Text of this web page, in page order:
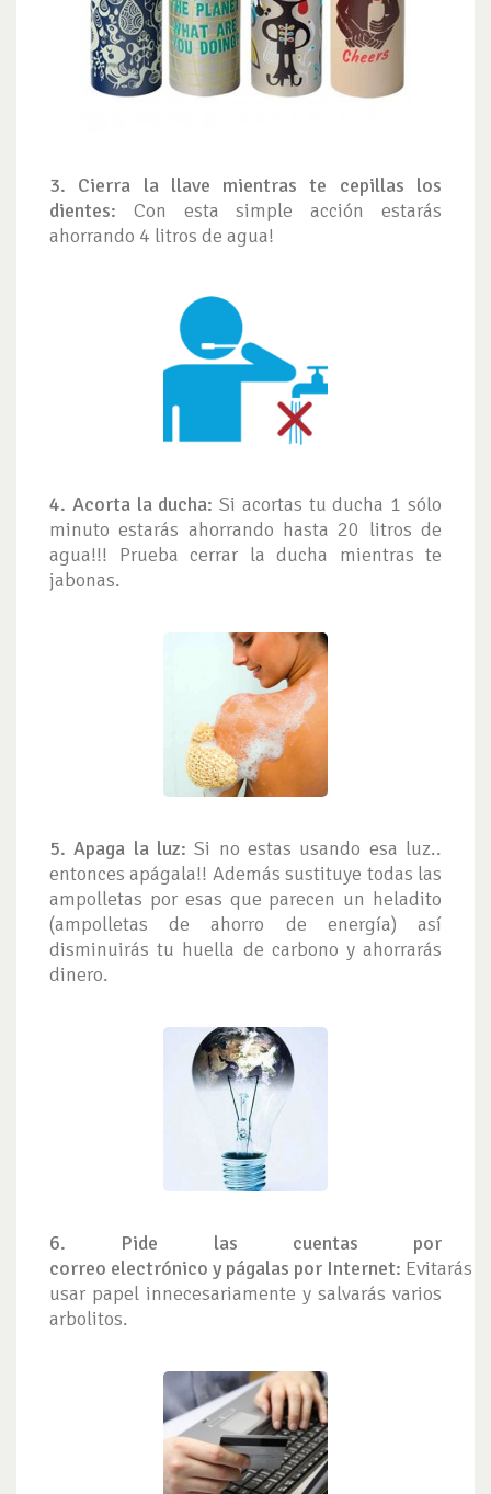
3. Cierra la llave mientras te cepillas los
dientes: Con esta simple acción estarás
ahorrando 4 litros de agua!
4. Acorta la ducha:Si acortas tu ducha 1 sólo
minuto estarás ahorrando hasta 20 litros de
agua!!! Prueba cerrar la ducha mientras te
jabonas.
5. Apaga la luz:Si no estas usando esa luz..
entonces apágala!! Además sustituye todas las
ampolletas por esas que parecen un heladito
(ampolletas de ahorro de energía) así
disminuirás tu huella de carbono y ahorrarás
dinero.
6. Pide las cuentas por
correo electrónico y págalas por Internet: Evitarás
usar papel innecesariamente y salvarás varios
arbolitos.